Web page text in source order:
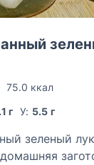
75.0 ккал
г У: 5.5 г
зеленый